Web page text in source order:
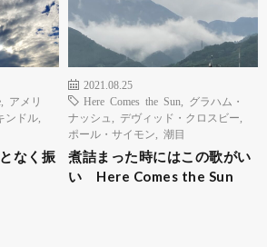
アメリ
ンドル
なく振
2021.08.25
Here Comes the Sun
グラハム・
ナッシュ
デヴィッド・クロスビー
ポール・サイモン
潮目
煮詰まった時にはこの歌がい
い Here Comes the Sun